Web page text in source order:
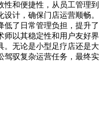
和便捷性，从员工管理到
计，确保门店运营顺畅。
低了日常管理负担，提升了
师以其稳定性和用户友好界
。无论是小型足疗店还是大
驾驭复杂运营任务，最终实